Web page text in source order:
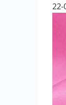
22-